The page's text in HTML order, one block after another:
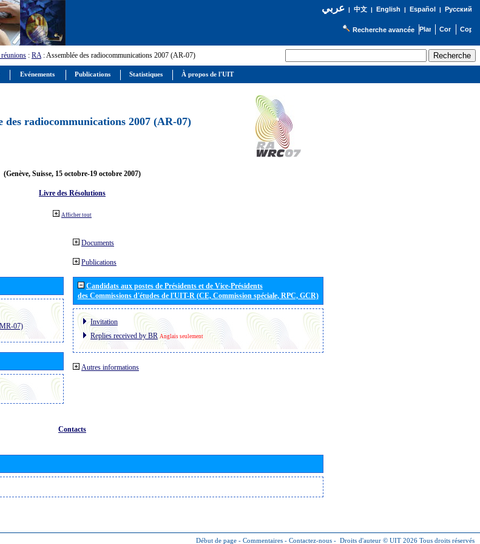
عربي| 中文| English | Español | Русский
Recherche avancée
réunions : RA: Assemblée des radiocommunications 2007 (AR-07)
des radiocommunications 2007 (AR-07)
(Genève, Suisse, 15 octobre-19 octobre 2007)
Livre des Résolutions
Afficher tout
07)
Documents
Publications
Candidats aux postes de Présidents et de Vice-Présidents
des Commissions d'études de l'UIT-R (CE, Commission spéciale, RPC, GCR)
Invitation
Replies received by BR Anglais seulement
Autres informations
Contacts
Début de page - Commentaires - Contactez-nous - Droits d'auteur © UIT 2026 Tous droits réservés
Evénements Publications Statistiques À propos de l'UIT